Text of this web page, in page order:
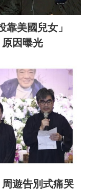
靠美國兒女」
因曝光
遊告別式痛哭